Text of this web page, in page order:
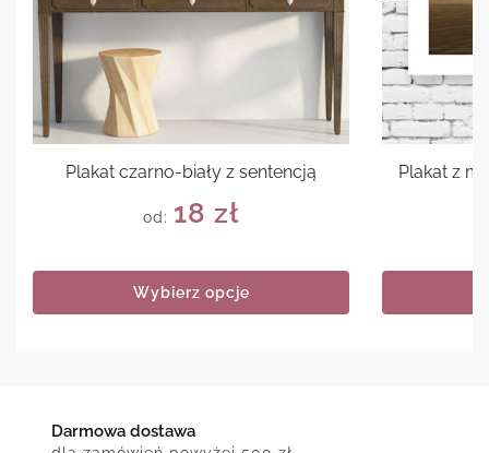
Plakat czarno-biały z sentencją
od: 18 zł
Wybierz opcje
Plakat z
Darmowa dostawa